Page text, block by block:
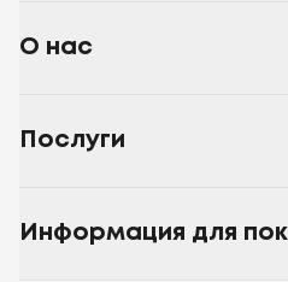
О нас
Послуги
Информация для